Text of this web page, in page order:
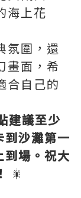
海上花
氛圍，還
畫面，希
合自己的
建議至少
沙灘第一
場。祝大
🎇